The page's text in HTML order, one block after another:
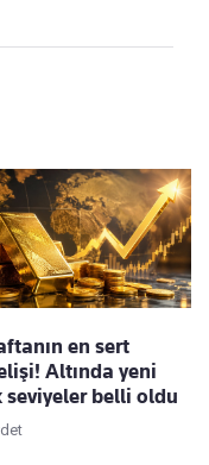
en sert
Altında yeni
seviyeler belli oldu